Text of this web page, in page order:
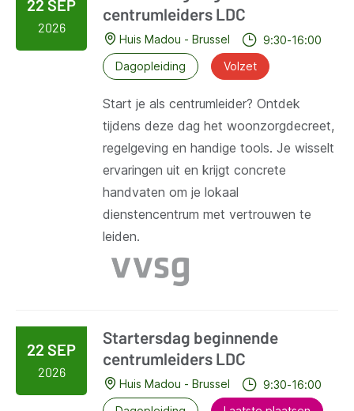
22 SEP
2026
centrumleiders LDC
Huis Madou - Brussel
9:30-16:00
Dagopleiding
Volzet
Start je als centrumleider? Ontdek
tijdens deze dag het woonzorgdecreet,
regelgeving en handige tools. Je wisselt
ervaringen uit en krijgt concrete
handvaten om je lokaal
dienstencentrum met vertrouwen te
leiden.
22 SEP
2026
Startersdag beginnende
centrumleiders LDC
Huis Madou - Brussel
9:30-16:00